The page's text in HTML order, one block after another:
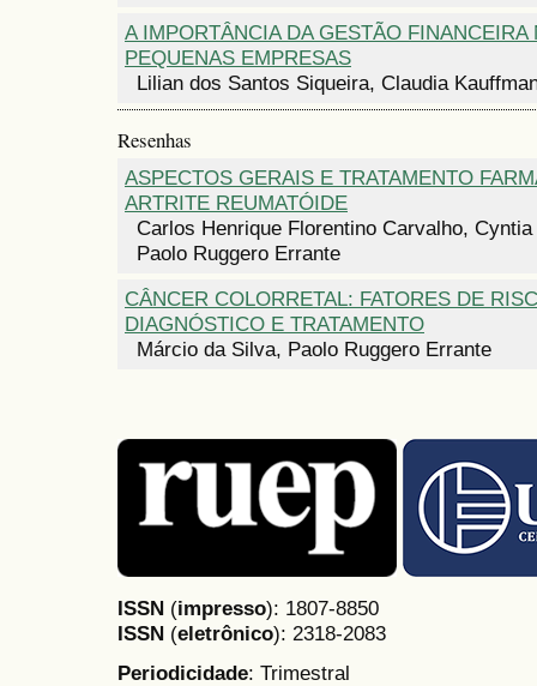
A IMPORTÂNCIA DA GESTÃO FINANCEIRA
PEQUENAS EMPRESAS
Lilian dos Santos Siqueira, Claudia
Resenhas
ASPECTOS GERAIS E TRATAMENTO
ARTRITE REUMATÓIDE
Carlos Henrique Florentino Carvalho,
Paolo Ruggero Errante
CÂNCER COLORRETAL: FATORES DE
DIAGNÓSTICO E TRATAMENTO
Márcio da Silva, Paolo Ruggero Errante
ISSN (impresso): 1807-8850
ISSN (eletrônico): 2318-2083
Periodicidade: Trimestral